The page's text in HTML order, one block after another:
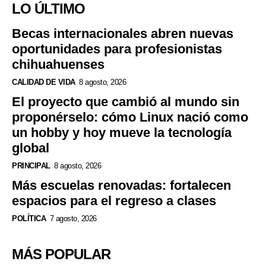
LO ÚLTIMO
Becas internacionales abren nuevas
oportunidades para profesionistas
chihuahuenses
CALIDAD DE VIDA 8 agosto, 2026
El proyecto que cambió al mundo sin
proponérselo: cómo Linux nació como
un hobby y hoy mueve la tecnología
global
PRINCIPAL 8 agosto, 2026
Más escuelas renovadas: fortalecen
espacios para el regreso a clases
POLÍTICA 7 agosto, 2026
MÁS POPULAR